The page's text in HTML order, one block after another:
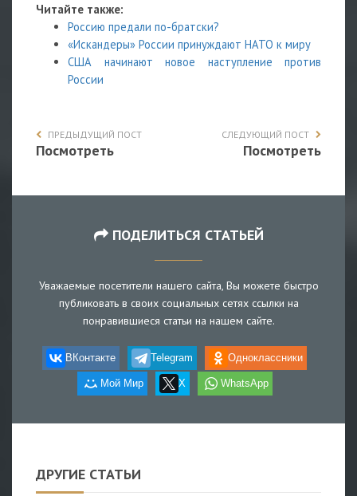
Читайте также:
Россию предали по-братски?
«Искандеры» России принуждают НАТО к миру
США начинают новое наступление против
России
ПРЕДЫДУЩИЙ ПОСТ
Посмотреть
СЛЕДУЮЩИЙ ПОСТ
Посмотреть
ПОДЕЛИТЬСЯ СТАТЬЕЙ
Уважаемые посетители нашего сайта, Вы можете быстро
публиковать в своих социальных сетях ссылки на
понравившиеся статьи на нашем сайте.
ВКонтакте Telegram Одноклассники
Мой Мир X WhatsApp
ДРУГИЕ СТАТЬИ